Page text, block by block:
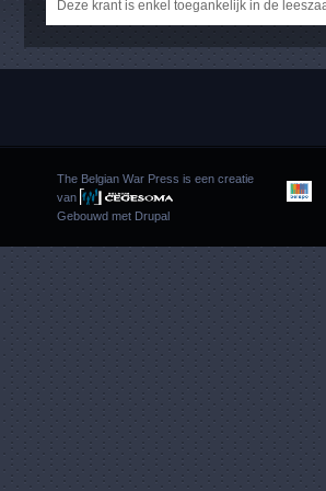
Deze krant is enkel toegankelijk in de
The Belgian War Press is een creatie
van
Gebouwd met Drupal